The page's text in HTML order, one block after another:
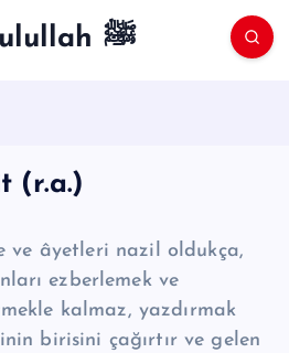
Resulullah ﷺ
(r.a.)
ve âyetleri nazil oldukça,
kalmaz, yazdırmak
birisini çağırtır ve gelen